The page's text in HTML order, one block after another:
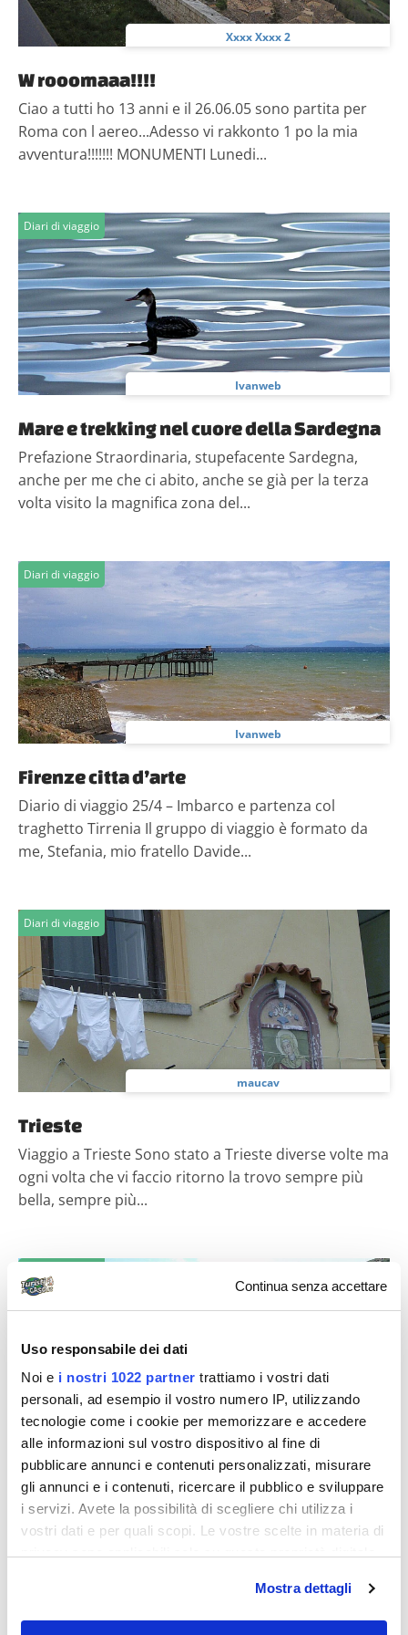
Continua senza accettare
Uso responsabile dei dati
Noi e i nostri 1022 partner trattiamo i vostri dati
personali, ad esempio il vostro numero IP, utilizzando
tecnologie come i cookie per memorizzare e accedere
alle informazioni sul vostro dispositivo al fine di
pubblicare annunci e contenuti personalizzati, misurare
gli annunci e i contenuti, ricercare il pubblico e sviluppare
i servizi. Avete la possibilità di scegliere chi utilizza i
vostri dati e per quali scopi. Le vostre scelte in materia di
modificare o revocare il proprio consenso in qualsiasi
momento dalla Dichiarazione sui cookie o facendo clic
Mostra dettagli
Xxxx Xxxx 2
W rooomaaa!!!!
Ciao a tutti ho 13 anni e il 26.06.05 sono partita per
Roma con l aereo...Adesso vi rakkonto 1 po la mia
avventura!!!!!!! MONUMENTI Lunedi...
Diari di viaggio
Ivanweb
Mare e trekking nel cuore della Sardegna
Prefazione Straordinaria, stupefacente Sardegna,
anche per me che ci abito, anche se già per la terza
volta visito la magnifica zona del...
Diari di viaggio
Ivanweb
Firenze citta d’arte
Diario di viaggio 25/4 – Imbarco e partenza col
traghetto Tirrenia Il gruppo di viaggio è formato da
me, Stefania, mio fratello Davide...
Diari di viaggio
maucav
Trieste
Viaggio a Trieste Sono stato a Trieste diverse volte ma
ogni volta che vi faccio ritorno la trovo sempre più
bella, sempre più...
lelebanfi
Asiago, il magico altopiano dei cimbri
Venerdì 13 giugno 2003 Partiamo per Asiago (VI),
ridente località posta nell’altipiano dei sette comuni, a
Diari di viaggio